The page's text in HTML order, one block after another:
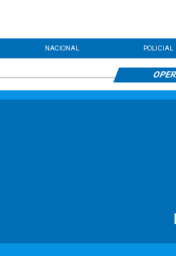
NACIONAL POLICIAL